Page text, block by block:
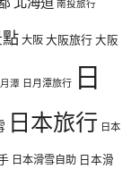
南投旅行
大阪大阪旅行大阪
潭 日月潭旅行 日
日本旅行 日本
日本滑雪自助 日本滑